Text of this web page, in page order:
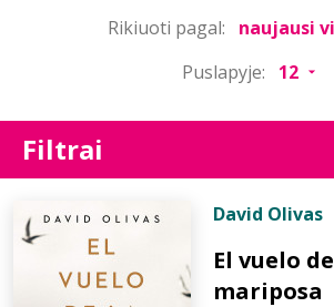
Rikiuoti pagal:
Puslapyje:
Filtrai
David Olivas
El vuelo
mariposa